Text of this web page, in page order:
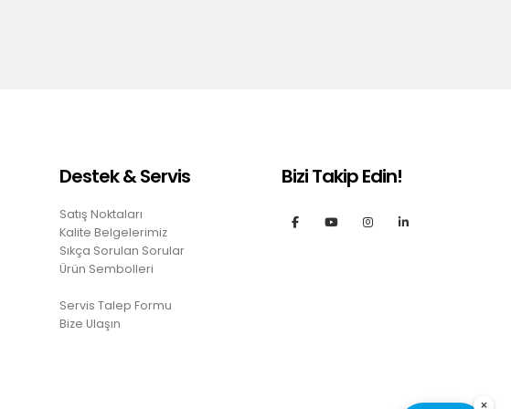
×
Destek & Servis
Satış Noktaları
Kalite Belgelerimiz
Sıkça Sorulan Sorular
Ürün Sembolleri
Servis Talep Formu
Bize Ulaşın
Bizi Takip Edin!